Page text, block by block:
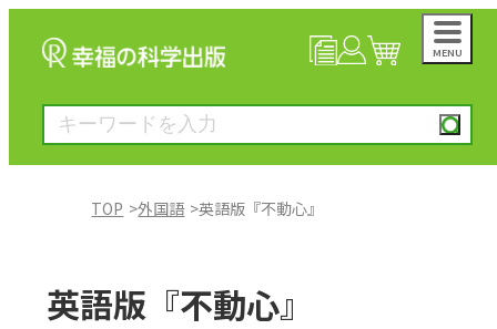
MENU
TOP 外国語 英語版『不動心』
英語版『不動心』